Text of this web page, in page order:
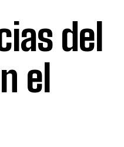
del
el